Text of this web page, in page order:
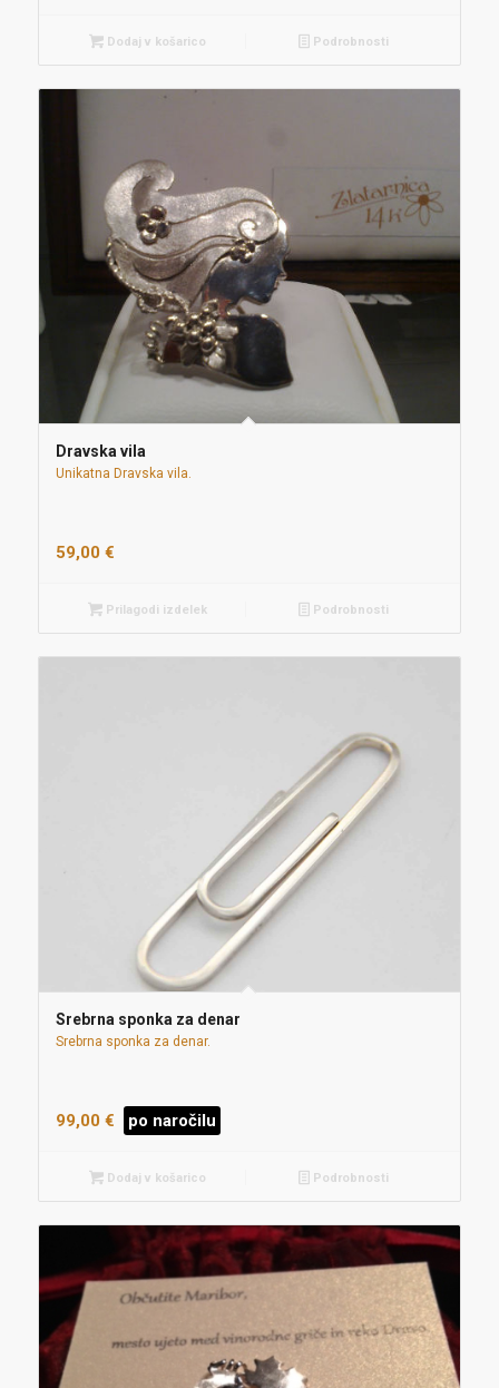
Dodaj v košarico Podrobnosti
Dravska vila
Unikatna Dravska vila.
59,00 €
Prilagodi izdelek Podrobnosti
Srebrna sponka za denar
Srebrna sponka za denar.
99,00 € po naročilu
Dodaj v košarico Podrobnosti